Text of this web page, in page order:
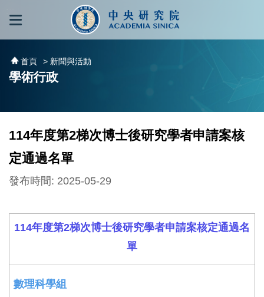
跳到主要內容區塊
首頁 > 新聞與活動
學術行政
114年度第2梯次博士後研究學者申請案核
定通過名單
發布時間: 2025-05-29
114年度第2梯次博士後研究學者申請案核定通過名
單
數理科學組